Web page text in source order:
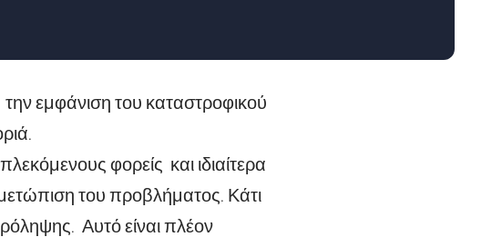
εμφάνιση του καταστροφικού
.
φορείς και ιδιαίτερα
του προβλήματος. Κάτι
Αυτό είναι πλέον